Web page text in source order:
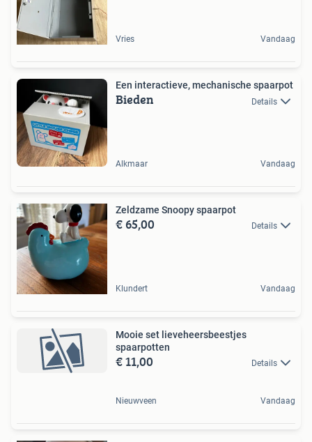
Vries Vandaag
Een interactieve, mechanische spaarpot
Bieden Details
Alkmaar Vandaag
Zeldzame Snoopy spaarpot
€ 65,00 Details
Klundert Vandaag
Mooie set lieveheersbeestjes
spaarpotten
€ 11,00 Details
Nieuwveen Vandaag